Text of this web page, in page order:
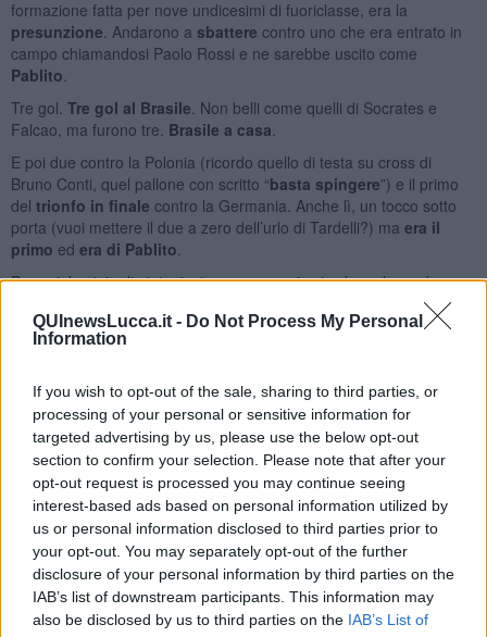
QUInewsLucca.it - Do Not Process My Personal
Information
If you wish to opt-out of the sale, sharing to third parties, or
processing of your personal or sensitive information for
targeted advertising by us, please use the below opt-out
section to confirm your selection. Please note that after your
opt-out request is processed you may continue seeing
interest-based ads based on personal information utilized by
us or personal information disclosed to third parties prior to
your opt-out. You may separately opt-out of the further
disclosure of your personal information by third parties on the
IAB’s list of downstream participants. This information may
also be disclosed by us to third parties on the IAB’s List of
formazione fatta per nove undicesimi di fuoriclasse, era la
presunzione . Andarono a sbattere contro uno che era entrato in
campo chiamandosi Paolo Rossi e ne sarebbe uscito come
Pablito
Tre gol. Tre gol al Brasile . Non belli come quelli di Socrates e
Falcao, ma furono tre. Brasile a casa
E poi due contro la Polonia (ricordo quello di testa su cross di
Bruno Conti, quel pallone con scritto “basta spingere”) e il primo
del trionfo in finale contro la Germania. Anche lì, un tocco sotto
porta (vuoi mettere il due a zero dell’urlo di Tardelli?) ma era il
primo ed era di Pablito
Per noi, la gioia di gioire insieme, a casa, in strada, nel mondo,
Chi ci regala gioie
dentro di noi.
Pablito.
Se vuoi leggere le notizie principali della Toscana iscriviti alla
Newsletter QUInews - ToscanaMedia. Arriva gratis tutti i giorni
alle 20:00 direttamente nella tua casella di posta.
Basta cliccareQUI
Ti potrebbe interessare anche: